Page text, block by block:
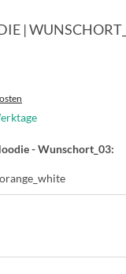
|
- Wunschort_03: